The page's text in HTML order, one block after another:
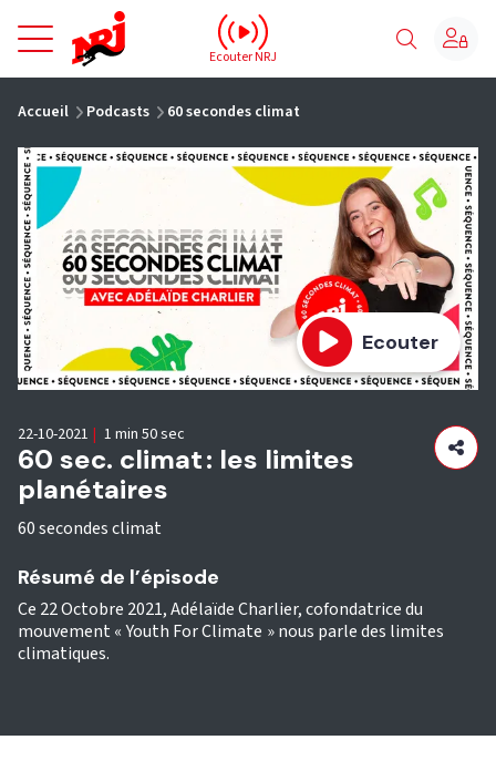
NRJ - Accueil
Ecouter NRJ
Accueil Podcasts 60 secondes climat
Ecouter
60 sec. climat : les limites
planétaires
60 secondes climat
22-10-2021 | 1 min 50 sec
Résumé de l’épisode
Ce 22 Octobre 2021, Adélaïde Charlier, cofondatrice du
mouvement « Youth For Climate » nous parle des limites
climatiques.